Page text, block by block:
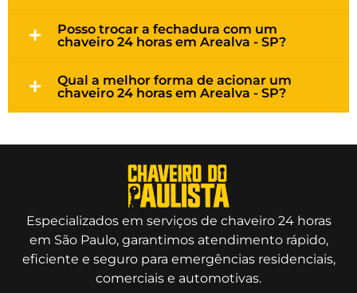
Posso trocar a fechadura com um
chaveiro 24 horas em Arealva - SP?
Qual a melhor forma de acionar um
chaveiro 24 horas em Arealva - SP?
Especializados em serviços de chaveiro 24 horas
em São Paulo, garantimos atendimento rápido,
eficiente e seguro para emergências residenciais,
comerciais e automotivas.